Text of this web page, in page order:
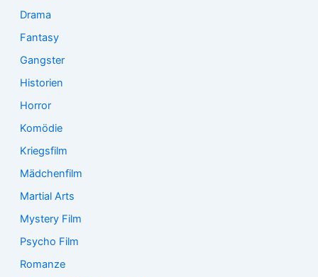
Drama
Fantasy
Gangster
Historien
Horror
Komödie
Kriegsfilm
Mädchenfilm
Martial Arts
Mystery Film
Psycho Film
Romanze